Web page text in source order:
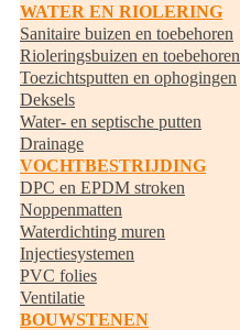
WATER EN RIOLERING
Sanitaire buizen en toebehoren
Rioleringsbuizen en toebehoren
Toezichtsputten en ophogingen
Deksels
Water- en septische putten
Drainage
VOCHTBESTRIJDING
DPC en EPDM stroken
Noppenmatten
Waterdichting muren
Injectiesystemen
PVC folies
Ventilatie
BOUWSTENEN